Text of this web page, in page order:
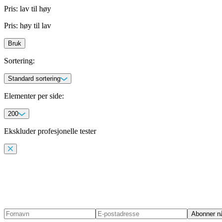
Pris: lav til høy
Pris: høy til lav
Bruk
Sortering:
Standard sortering
Elementer per side:
200
Ekskluder profesjonelle tester
Abonner